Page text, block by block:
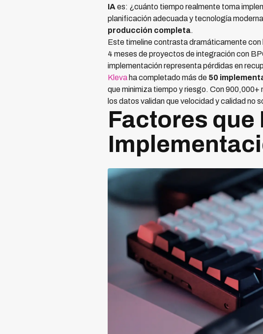
IA es: ¿cuánto tiempo realmente toma
planificación adecuada y tecnología
producción completa.
Este timeline contrasta dramáticamente con
4 meses de proyectos de integración con
implementación representa pérdidas en
Kleva ha completado más de 50
que minimiza tiempo y riesgo. Con
los datos validan que velocidad y calidad no
Factores que